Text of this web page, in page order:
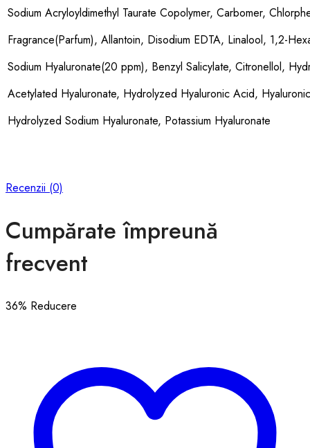
Sodium Acryloyldimethyl Taurate Copolymer, Carbomer,
Fragrance(Parfum), Allantoin, Disodium EDTA, Linalool, 1,2-
Sodium Hyaluronate(20 ppm), Benzyl Salicylate, Citronellol,
Acetylated Hyaluronate, Hydrolyzed Hyaluronic Acid,
Hydrolyzed Sodium Hyaluronate, Potassium Hyaluronate
Recenzii (0)
Cumpărate împreună
frecvent
36% Reducere